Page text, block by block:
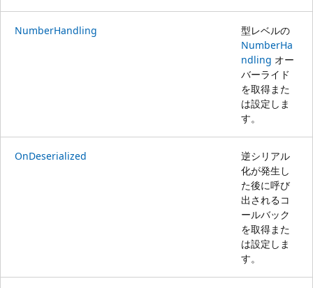
NumberHandling
型レベルの
NumberHa
ndling オー
バーライド
を取得また
は設定しま
す。
OnDeserialized
逆シリアル
化が発生し
た後に呼び
出されるコ
ールバック
を取得また
は設定しま
す。